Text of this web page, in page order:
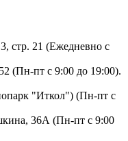
стр. 21 (Ежедневно с
(Пн-пт с 9:00 до 19:00).
"Иткол") (Пн-пт с
36А (Пн-пт с 9:00